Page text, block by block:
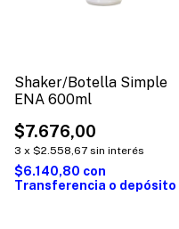
Shaker/Botella Simple
ENA 600ml
$7.676,00
3 x $2.558,67 sin interés
$6.140,80 con
Transferencia o depósito